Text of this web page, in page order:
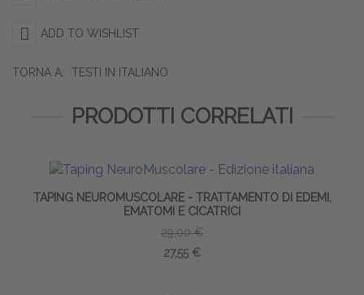
ADD TO WISHLIST
TORNA A: TESTI IN ITALIANO
PRODOTTI CORRELATI
- TRATTAMENTO DI EDEMI,
EMATOMI E CICATRICI